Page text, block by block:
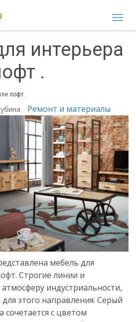
интерьера
.
лофт .
Ремонт и материалы
мебель для
Строгие линии и
индустриальности,
этого направления. Серый
с цветом